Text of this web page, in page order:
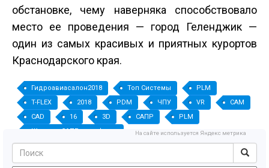
обстановке, чему наверняка способствовало
место ее проведения — город Геленджик —
один из самых красивых и приятных курортов
Краснодарского края.
Гидроавиасалон­2018 Топ Системы
PLM
T-FLEX
2018 PDM ЧПУ VR
CAM
CAD
16 3D САПР
PLM
Журнал «САПР и графика»
На сайте используется Яндекс метрика